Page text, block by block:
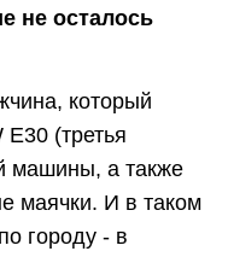
не осталось
который
(третья
машины, а также
маячки. И в таком
городу - в